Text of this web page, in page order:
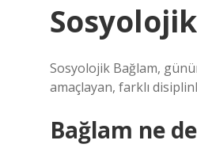
Sosyolojik Bağlam,
amaçlayan, farklı
Bağlam ne